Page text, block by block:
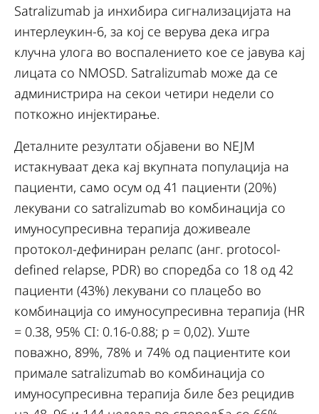
Satralizumab ја инхибира сигнализацијата на
интерлеукин-6, за кој се верува дека игра
клучна улога во воспалението кое се јавува кај
лицата со NMOSD. Satralizumab може да се
администрира на секои четири недели со
поткожно инјектирање.
Деталните резултати објавени во NEJM
истакнуваат дека кај вкупната популација на
пациенти, само осум од 41 пациенти (20%)
лекувани со satralizumab во комбинација со
имуносупресивна терапија доживеале
протокол-дефиниран релапс (анг. protocol-
defined relapse, PDR) во споредба со 18 од 42
пациенти (43%) лекувани со плацебо во
комбинација со имуносупресивна терапија (HR
= 0.38, 95% CI: 0.16-0.88; p = 0,02). Уште
поважно, 89%, 78% и 74% од пациентите кои
примале satralizumab во комбинација со
имуносупресивна терапија биле без рецидив